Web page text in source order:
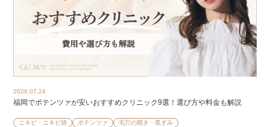
2026.07.24
福岡でポテンツァが安いおすすめクリニック9選！選び方や料金も解説
ニキビ・ニキビ跡 ポテンツァ
毛穴の開き・黒ずみ